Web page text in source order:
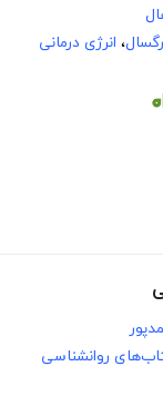
، انرژی درمانی
روانشناسی